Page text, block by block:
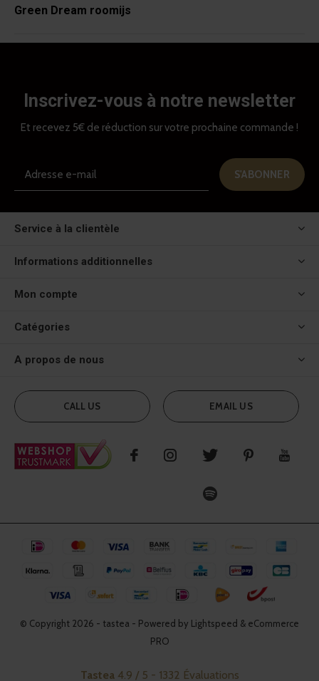
Green Dream roomijs
Inscrivez-vous à notre newsletter
Et recevez 5€ de réduction sur votre prochaine commande !
S'ABONNER
Service à la clientèle
Informations additionnelles
Mon compte
Catégories
A propos de nous
CALL US EMAIL US
© Copyright 2026 - tastea - Powered by Lightspeed & eCommerce
PRO
Tastea4.9 / 5 - 1332 Évaluations